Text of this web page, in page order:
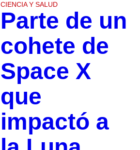
CIENCIA Y SALUD
Parte de un
cohete de
Space X
que
impactó a